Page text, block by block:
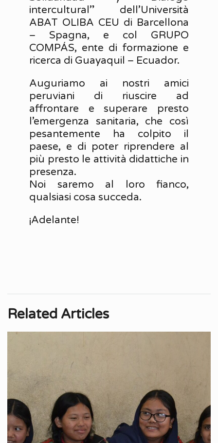
intercultural” dell’Università
ABAT OLIBA CEU di Barcellona
– Spagna, e col GRUPO
COMPÁS, ente di formazione e
ricerca di Guayaquil – Ecuador.
Auguriamo ai nostri amici
peruviani di riuscire ad
affrontare e superare presto
l’emergenza sanitaria, che così
pesantemente ha colpito il
paese, e di poter riprendere al
più presto le attività didattiche in
presenza.
Noi saremo al loro fianco,
qualsiasi cosa succeda.
¡Adelante!
Related Articles